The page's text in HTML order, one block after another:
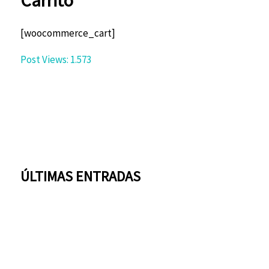
[woocommerce_cart]
Post Views: 1.573
ÚLTIMAS ENTRADAS